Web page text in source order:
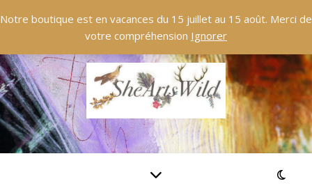
Notre boutique est en vacances du 15 juillet au 15 août. Merci de
votre compréhension Ignorer